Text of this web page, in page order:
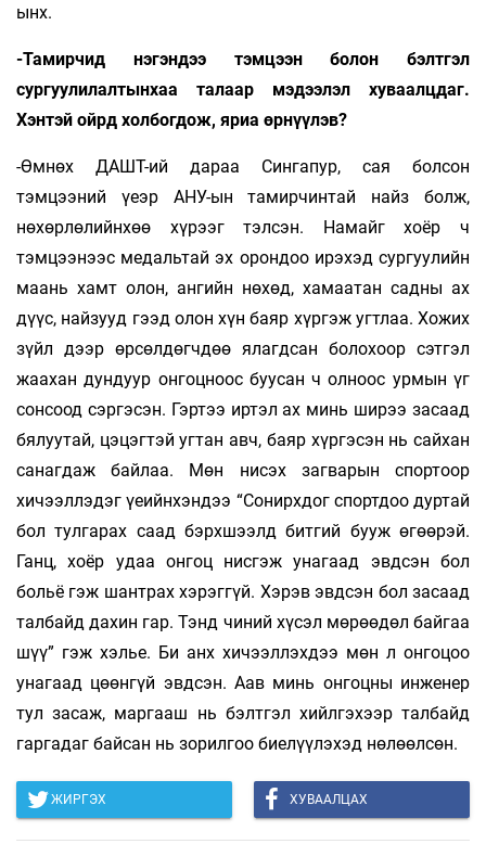
ынх.
-Тамирчид нэгэндээ тэмцээн болон бэлтгэл
сургуулилалтынхаа талаар мэдээлэл хуваалцдаг.
Хэнтэй ойрд холбогдож, яриа өрнүүлэв?
-Өмнөх ДАШТ-ий дараа Сингапур, сая болсон
тэмцээний үеэр АНУ-ын тамирчинтай найз болж,
нөхөрлөлийнхөө хүрээг тэлсэн. Намайг хоёр ч
тэмцээнээс медальтай эх орондоо ирэхэд сургуулийн
маань хамт олон, ангийн нөхөд, хамаатан садны ах
дүүс, найзууд гээд олон хүн баяр хүргэж угтлаа. Хожих
зүйл дээр өрсөлдөгчдөө ялагдсан болохоор сэтгэл
жаахан дундуур онгоцноос буусан ч олноос урмын үг
сонсоод сэргэсэн. Гэртээ иртэл ах минь ширээ засаад
бялуутай, цэцэгтэй угтан авч, баяр хүргэсэн нь сайхан
санагдаж байлаа. Мөн нисэх загварын спортоор
хичээллэдэг үеийнхэндээ “Сонирхдог спортдоо дуртай
бол тулгарах саад бэрхшээлд битгий бууж өгөөрэй.
Ганц, хоёр удаа онгоц нисгэж унагаад эвдсэн бол
больё гэж шантрах хэрэггүй. Хэрэв эвдсэн бол засаад
талбайд дахин гар. Тэнд чиний хүсэл мөрөөдөл байгаа
шүү” гэж хэлье. Би анх хичээллэхдээ мөн л онгоцоо
унагаад цөөнгүй эвдсэн. Аав минь онгоцны инженер
тул засаж, маргааш нь бэлтгэл хийлгэхээр талбайд
гаргадаг байсан нь зорилгоо биелүүлэхэд нөлөөлсөн.
ЖИРГЭХ ХУВААЛЦАХ